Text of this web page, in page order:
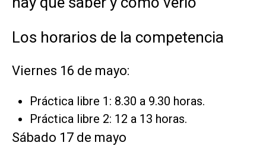
Los horarios de la competencia
Viernes 16 de mayo:
Práctica libre 1: 8.30 a 9.30 horas.
Práctica libre 2: 12 a 13 horas.
Sábado 17 de mayo